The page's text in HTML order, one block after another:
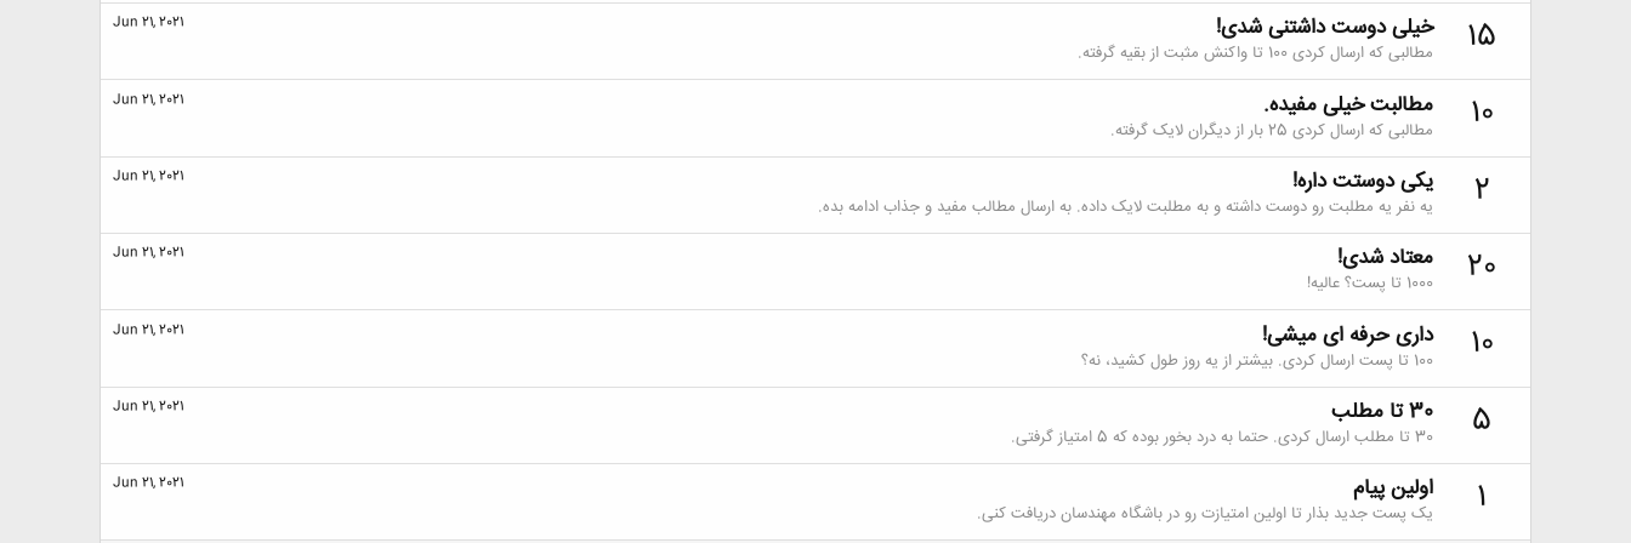
15
Jun 21, 2021 خیلی دوست داشتنی شدی!
مطالبی که ارسال کردی 100 تا واکنش مثبت از بقیه گرفته.
10
Jun 21, 2021 مطالبت خیلی مفیده.
مطالبی که ارسال کردی 25 بار از دیگران لایک گرفته.
2
Jun 21, 2021 یکی دوستت داره!
یه نفر یه مطلبت رو دوست داشته و به مطلبت لایک داده. به ارسال مطالب مفید و جذاب ادامه بده.
20
Jun 21, 2021 معتاد شدی!
1000 تا پست؟ عالیه!
10
Jun 21, 2021 داری حرفه ای میشی!
100 تا پست ارسال کردی. بیشتر از یه روز طول کشید، نه؟
5
Jun 21, 2021 30 تا مطلب
30 تا مطلب ارسال کردی. حتما به درد بخور بوده که 5 امتیاز گرفتی.
1
Jun 21, 2021 اولین پیام
یک پست جدید بذار تا اولین امتیازت رو در باشگاه مهندسان دریافت کنی.